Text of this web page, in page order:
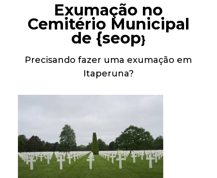
Exumação no
Cemitério Municipal
de {seop}
Precisando fazer uma exumação em
Itaperuna?